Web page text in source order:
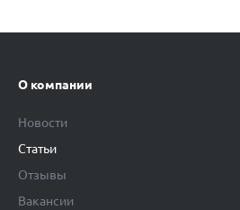
О компании
Новости
Статьи
Отзывы
Вакансии